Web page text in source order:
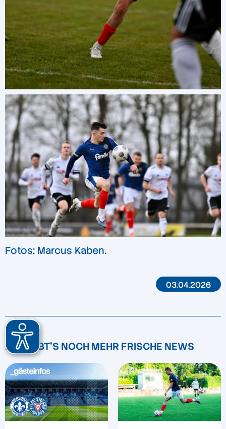
Fotos: Marcus Kaben.
03.04.2026
HIER GIBT'S NOCH MEHR FRISCHE NEWS